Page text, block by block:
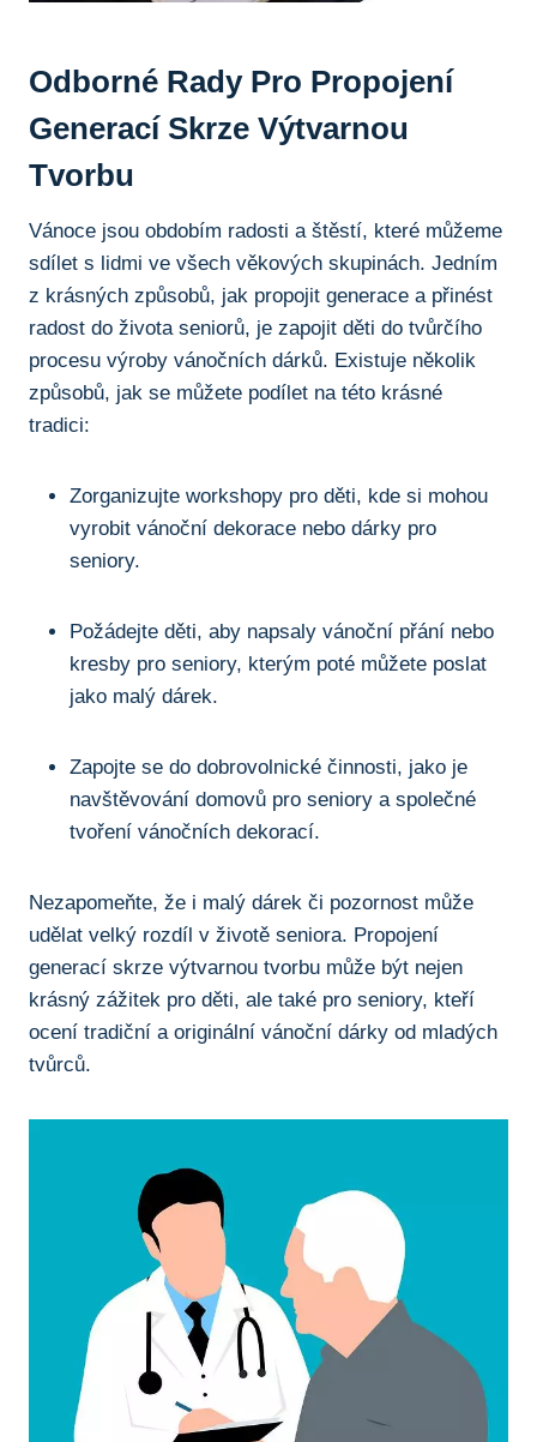
Odborné Rady Pro Propojení
Generací Skrze Výtvarnou
‌tvorbu
Vánoce jsou‍ obdobím​ radosti a štěstí, ​které ‌můžeme
sdílet s lidmi ve všech věkových skupinách. ​Jedním
z krásných způsobů, jak propojit generace a přinést⁣
radost do života ⁤seniorů, je zapojit děti do ⁢tvůrčího
⁣procesu výroby ⁢vánočních ​dárků. Existuje ‍několik
způsobů, jak se můžete podílet na ​této krásné
tradici:
Zorganizujte workshopy ⁤pro děti,⁢ kde si mohou
vyrobit vánoční dekorace ⁢nebo dárky pro
seniory.
Požádejte děti, aby napsaly ‍vánoční‌ přání nebo‍
kresby pro seniory, kterým poté ⁤můžete poslat
jako malý dárek.
Zapojte se do dobrovolnické činnosti,⁤ jako je
navštěvování domovů pro seniory a společné
tvoření ⁣vánočních dekorací.
Nezapomeňte, že i ⁣malý⁢ dárek či pozornost může
udělat ⁢velký ​rozdíl v životě seniora.⁤ Propojení
generací⁢ skrze výtvarnou​ tvorbu může​ být ⁤nejen
krásný zážitek pro děti, ale také pro seniory, kteří
ocení tradiční a originální vánoční dárky‍ od mladých
tvůrců.